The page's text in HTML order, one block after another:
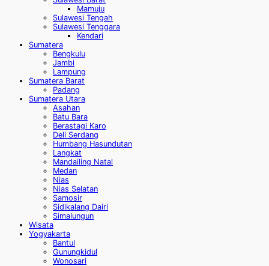
Mamuju
Sulawesi Tengah
Sulawesi Tenggara
Kendari
Sumatera
Bengkulu
Jambi
Lampung
Sumatera Barat
Padang
Sumatera Utara
Asahan
Batu Bara
Berastagi Karo
Deli Serdang
Humbang Hasundutan
Langkat
Mandailing Natal
Medan
Nias
Nias Selatan
Samosir
Sidikalang Dairi
Simalungun
Wisata
Yogyakarta
Bantul
Gunungkidul
Wonosari